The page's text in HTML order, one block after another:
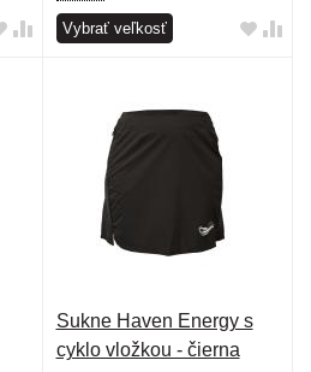
Vybrať veľkosť
Sukne Haven Energy s
cyklo vložkou - čierna